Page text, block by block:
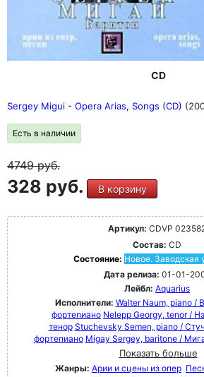
CD
Sergey Migui - Opera Arias, Songs (CD)
Есть в наличии
4749руб.
328 руб. В корзину
Артикул: CDVP
Состав: CD
Состояние: Новое. Заводская
Дата релиза: 01-01-
Лейбл: Aquarius
Исполнители: Walter Naum, piano /
фортепиано Nelepp Georgy, tenor /
тенор Stuchevsky Semen, piano /
фортепиано Migay Sergey, baritone /
Показать больше
Жанры: Арии и сцены из опер